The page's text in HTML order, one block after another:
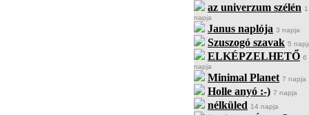
az univerzum szélén 1
napja
Janus naplója 3 napja
Szuszogó szavak 5
ELKÉPZELHETŐ 6
napja
Minimal Planet 7 napja
Holle anyó :-) 7 napja
nélküled 14 napja